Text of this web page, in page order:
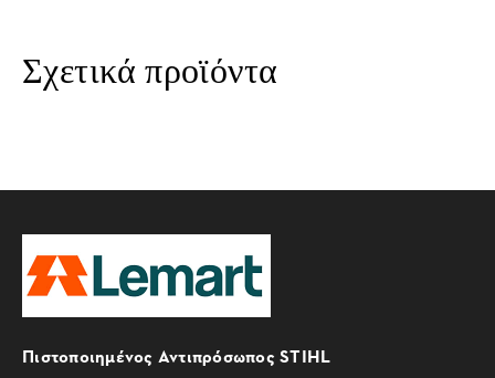
Σχετικά προϊόντα
Πιστοποιημένος Αντιπρόσωπος STIHL